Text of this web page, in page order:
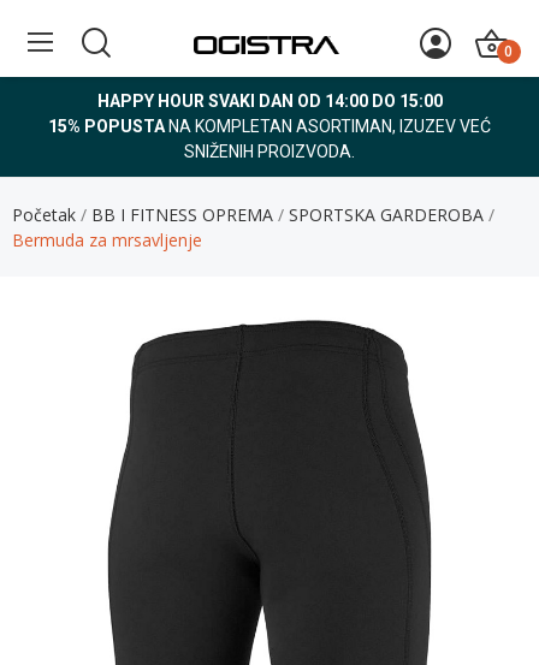
0
HAPPY HOUR SVAKI DAN OD 14:00 DO 15:00
15% POPUSTA NA KOMPLETAN ASORTIMAN, IZUZEV VEĆ
SNIŽENIH PROIZVODA.
Početak BB I FITNESS OPREMA
SPORTSKA GARDEROBA
Bermuda za mrsavljenje